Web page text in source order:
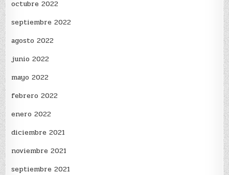
octubre 2022
septiembre 2022
agosto 2022
junio 2022
mayo 2022
febrero 2022
enero 2022
diciembre 2021
noviembre 2021
septiembre 2021